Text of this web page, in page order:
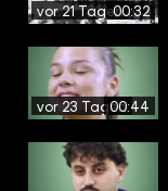
vor 21 Tagen00:32
vor 23 Tagen00:44